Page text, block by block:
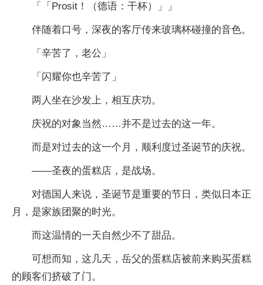
「「Prosit！（德语：干杯）」」
伴随着口号，深夜的客厅传来玻璃杯碰撞的音色。
「辛苦了，老公」
「闪耀你也辛苦了」
两人坐在沙发上，相互庆功。
庆祝的对象当然……并不是过去的这一年。
而是对过去的这一个月，顺利度过圣诞节的庆祝。
——圣夜的蛋糕店，是战场。
对德国人来说，圣诞节是重要的节日，类似日本正
月，是家族团聚的时光。
而这温情的一天自然少不了甜品。
可想而知，这几天，岳父的蛋糕店被前来购买蛋糕
的顾客们挤破了门。